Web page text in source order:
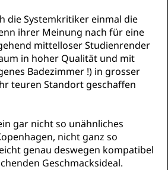
die Systemkritiker einmal die
ihrer Meinung nach für eine
mittelloser Studienrender
in hoher Qualität und mit
Badezimmer !) in grosser
teuren Standort geschaffen
gar nicht so unähnliches
nicht ganz so
genau deswegen kompatibel
Geschmacksideal.